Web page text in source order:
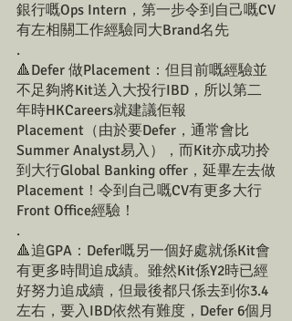
銀行嘅Ops Intern，第一步令到自己嘅CV
有左相關工作經驗同大Brand名先
.
🔺Defer 做Placement：但目前嘅經驗並
不足夠將Kit送入大投行IBD，所以第二
年時HKCareers就建議佢報
Placement（由於要Defer，通常會比
Summer Analyst易入），而Kit亦成功拎
到大行Global Banking offer，延畢左去做
Placement！令到自己嘅CV有更多大行
Front Office經驗！
.
🔺追GPA：Defer嘅另一個好處就係Kit會
有更多時間追成績。雖然Kit係Y2時已經
好努力追成續，但最後都只係去到你3.4
左右，要入IBD依然有難度，Defer 6個月